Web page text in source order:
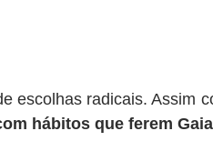
escolhas radicais. Assim
hábitos que ferem Gaia